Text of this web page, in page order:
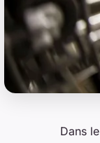
Dans